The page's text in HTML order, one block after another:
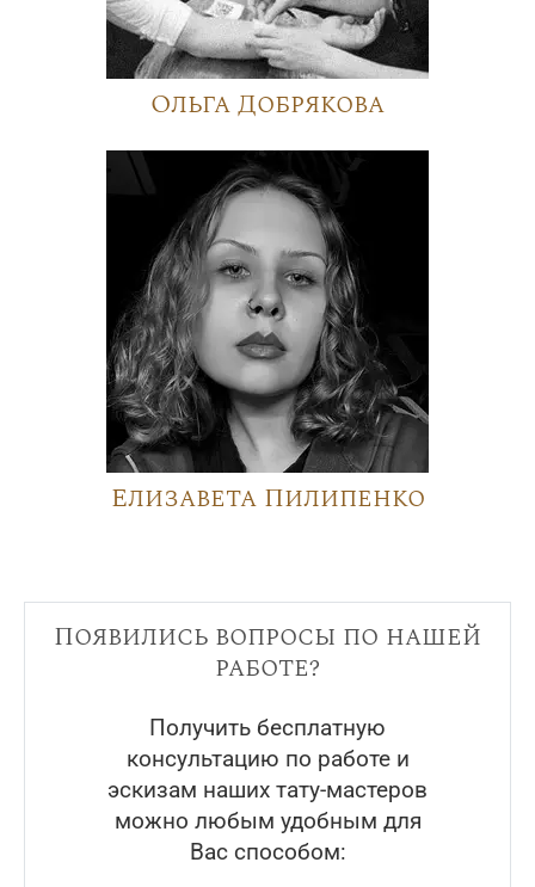
Ольга Добрякова
Елизавета Пилипенко
Появились вопросы по нашей
работе?
Получить бесплатную
консультацию по работе и
эскизам наших тату-мастеров
можно любым удобным для
Вас способом: